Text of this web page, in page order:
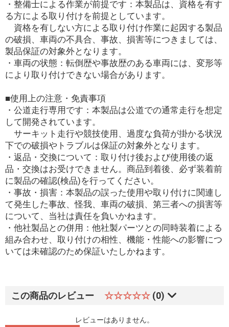
・整備士による作業が前提です：本製品は、資格を有す
る方による取り付けを前提としています。
資格を有しない方による取り付け作業に起因する製品
の破損、車両の不具合、事故、損害等につきましては、
製品保証の対象外となります。
・車両の状態：転倒歴や事故歴のある車両には、変形等
により取り付けできない場合があります。
■使用上の注意・免責事項
・公道走行専用です：本製品は公道での通常走行を想定
して開発されています。
サーキット走行や競技使用、過度な負荷が掛かる状況
下での破損やトラブルは保証の対象外となります。
・返品・交換について：取り付け後および使用後の返
品・交換はお受けできません。商品到着後、必ず装着前
に製品の確認(検品)を行ってください。
・事故・損害：本製品の誤った使用や取り付けに関連し
て発生した事故、怪我、車両の破損、第三者への損害等
について、当社は責任を負いかねます。
・他社製品との併用：他社製パーツとの同時装着による
組み合わせ、取り付けの相性、機能・性能への影響につ
いては未確認のため保証いたしかねます。
この商品のレビュー ☆☆☆☆☆ (0)
レビューはありません。